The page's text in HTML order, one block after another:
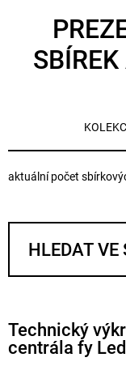
aktuální počet
Technický
centrála fy